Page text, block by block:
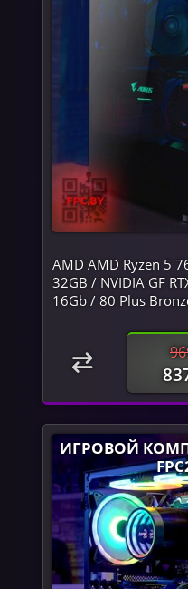
AMD AMD Ryzen 5
32GB / NVIDIA GF
16Gb / 80 Plus
ИГРОВОЙ